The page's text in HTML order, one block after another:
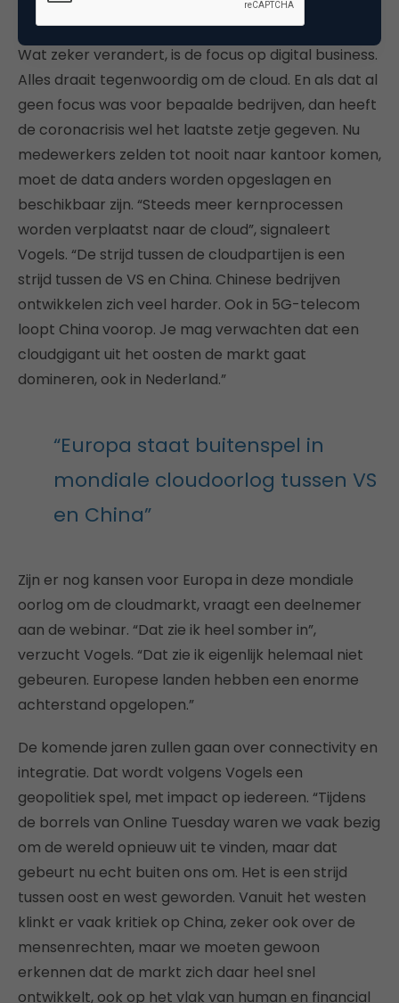
China wint digitale oorlog
Wat zeker verandert, is de focus op digital business.
Alles draait tegenwoordig om de cloud. En als dat al
geen focus was voor bepaalde bedrijven, dan heeft
de coronacrisis wel het laatste zetje gegeven. Nu
medewerkers zelden tot nooit naar kantoor komen,
moet de data anders worden opgeslagen en
beschikbaar zijn. “Steeds meer kernprocessen
worden verplaatst naar de cloud”, signaleert
Vogels. “De strijd tussen de cloudpartijen is een
strijd tussen de VS en China. Chinese bedrijven
ontwikkelen zich veel harder. Ook in 5G-telecom
loopt China voorop. Je mag verwachten dat een
cloudgigant uit het oosten de markt gaat
domineren, ook in Nederland.”
“Europa staat buitenspel in
mondiale cloudoorlog tussen VS
en China”
Zijn er nog kansen voor Europa in deze mondiale
oorlog om de cloudmarkt, vraagt een deelnemer
aan de webinar. “Dat zie ik heel somber in”,
verzucht Vogels. “Dat zie ik eigenlijk helemaal niet
gebeuren. Europese landen hebben een enorme
achterstand opgelopen.”
De komende jaren zullen gaan over connectivity en
integratie. Dat wordt volgens Vogels een
geopolitiek spel, met impact op iedereen. “Tijdens
de borrels van Online Tuesday waren we vaak bezig
om de wereld opnieuw uit te vinden, maar dat
gebeurt nu echt buiten ons om. Het is een strijd
tussen oost en west geworden. Vanuit het westen
klinkt er vaak kritiek op China, zeker ook over de
mensenrechten, maar we moeten gewoon
erkennen dat de markt zich daar heel snel
ontwikkelt, ook op het vlak van human en financial